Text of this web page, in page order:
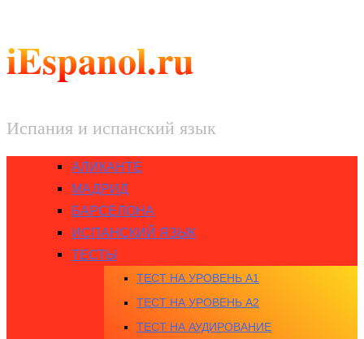
iEspanol.ru
Испания и испанский язык
АЛИКАНТЕ
МАДРИД
БАРСЕЛОНА
ИСПАНСКИЙ ЯЗЫК
ТЕСТЫ
ТЕСТ НА УРОВЕНЬ A1
ТЕСТ НА УРОВЕНЬ A2
ТЕСТ НА АУДИРОВАНИЕ